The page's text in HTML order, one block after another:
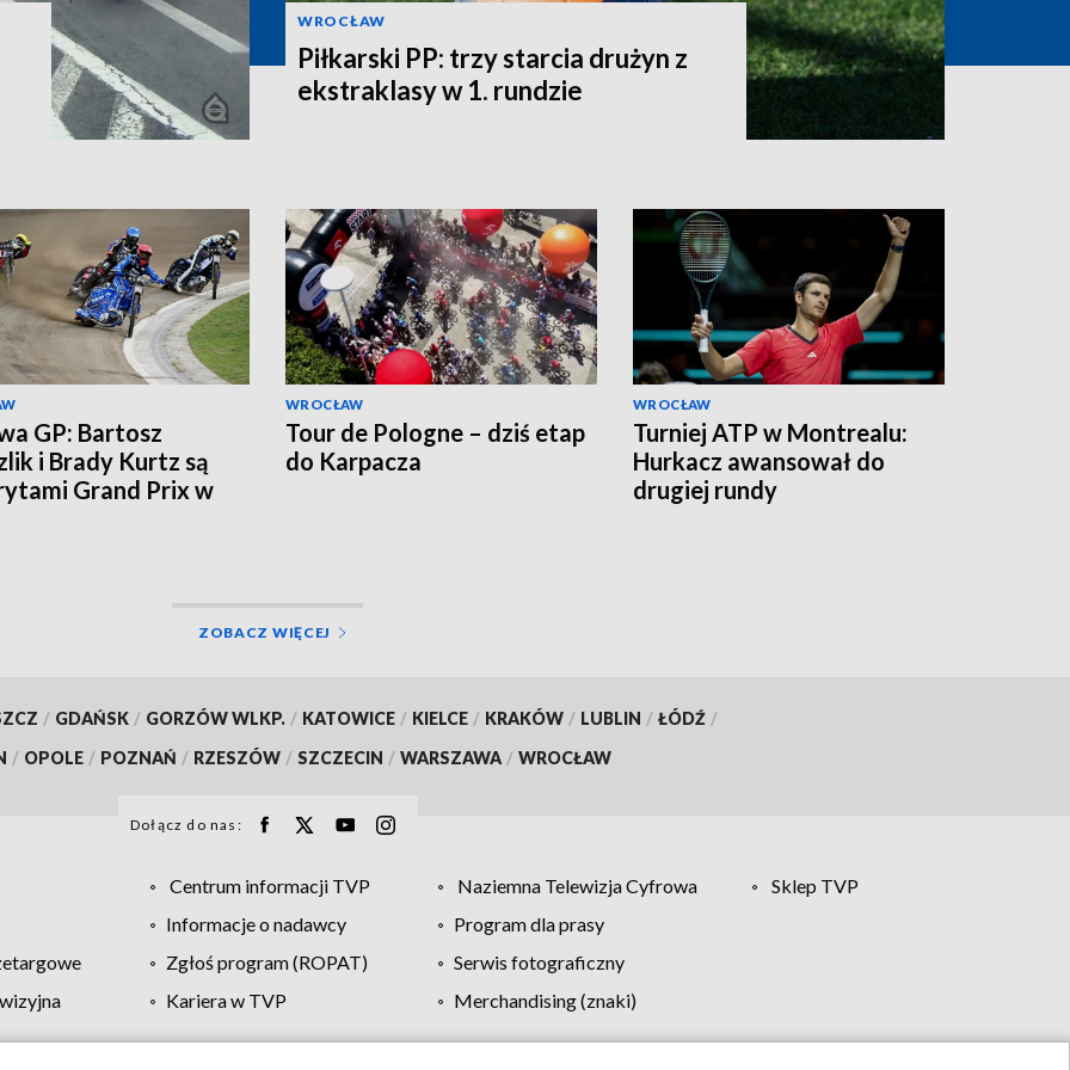
WROCŁAW
Piłkarski PP: trzy starcia drużyn z
ekstraklasy w 1. rundzie
GP: Bartosz
i Brady Kurtz są
Grand Prix w
WROCŁAW
Tour de Pologne – dziś etap
do Karpacza
WROCŁAW
Turniej ATP w Montrealu:
Hurkacz awansował do
drugiej rundy
ZOBACZ WIĘCEJ
/ GDAŃSK / GORZÓW WLKP. / KATOWICE / KIELCE / KRAKÓW / LUBLIN / ŁÓDŹ /
/ OPOLE / POZNAŃ / RZESZÓW / SZCZECIN / WARSZAWA / WROCŁAW
Dołącz do nas:
Centrum informacji TVP Naziemna Telewizja Cyfrowa
Sklep TVP
Informacje o nadawcy
Program dla prasy
Zgłoś program (ROPAT)
Serwis fotograficzny
Kariera w TVP Merchandising (znaki)